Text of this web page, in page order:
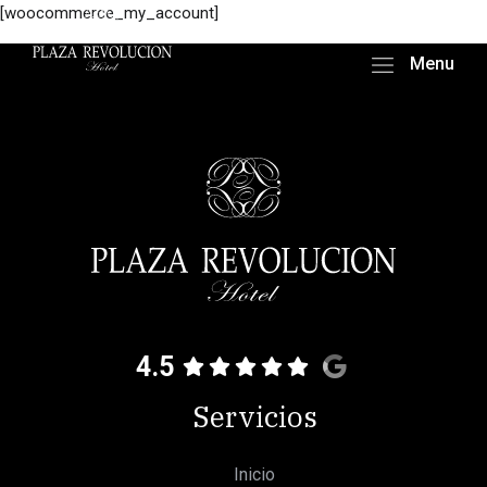
Menu
[woocommerce_my_account]
4.5
Servicios
Inicio